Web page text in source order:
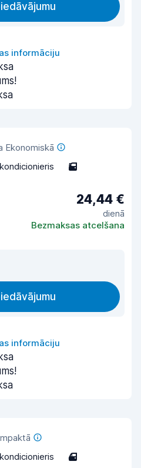
informāciju
Ekonomiskā
5
24,44 €
dienā
Bezmaksas atcelšana
informāciju
4